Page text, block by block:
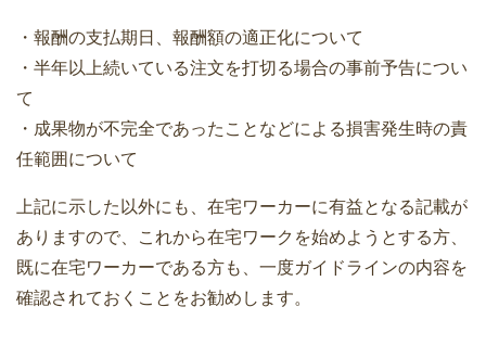
・報酬の支払期日、報酬額の適正化について
・半年以上続いている注文を打切る場合の事前予告につい
て
・成果物が不完全であったことなどによる損害発生時の責
任範囲について
上記に示した以外にも、在宅ワーカーに有益となる記載が
ありますので、これから在宅ワークを始めようとする方、
既に在宅ワーカーである方も、一度ガイドラインの内容を
確認されておくことをお勧めします。